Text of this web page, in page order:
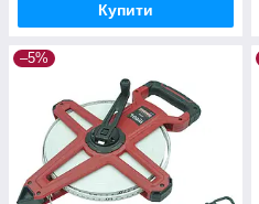
Купити
–5%